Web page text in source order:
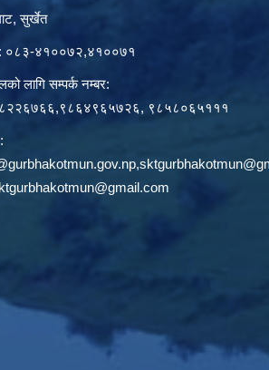
सुर्खेत
०८३-४१००७२,४१००७१
लागि सम्पर्क नम्बर:
९८५८०६५१११
,